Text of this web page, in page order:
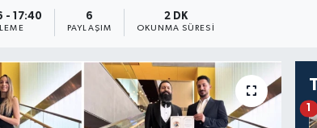
- 17:40 6
PAYLAŞIM
2 DK
OKUNMA SÜRESI
1